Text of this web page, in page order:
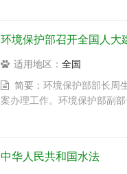
环境保护部召开全国人大
适用地区： 全国
简要： 环境保护部部长周
案办理工作。环境保护部副
中华人民共和国水法